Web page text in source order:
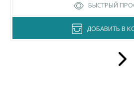
БЫСТРЫЙ
ДОБАВИТЬ В